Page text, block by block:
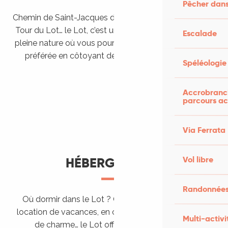
Pêcher
Escalade
Spéléologie
parcours
Via Ferrata
Vol libre
Multi-
Chemin de Saint-Jacques de Compostelle, Véloroutes,
Tour du Lot… le Lot, c’est une véritable destination de
pleine nature où vous pourrez pratiquer votre activité
préférée en côtoyant des paysages grandioses.
HÉBERGEMENTS
Où dormir dans le Lot ? Chez l’habitant, dans une
location de vacances, en camping, ou dans un hôtel
de charme… le Lot offre des hébergements